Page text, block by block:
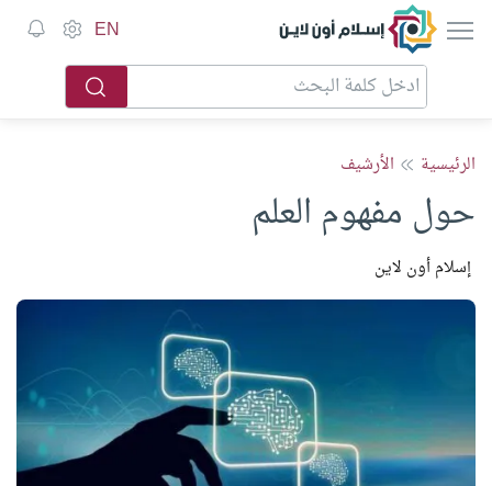
إسلام أون لاين EN
الرئيسية الأرشيف
حول مفهوم العلم
إسلام أون لاين